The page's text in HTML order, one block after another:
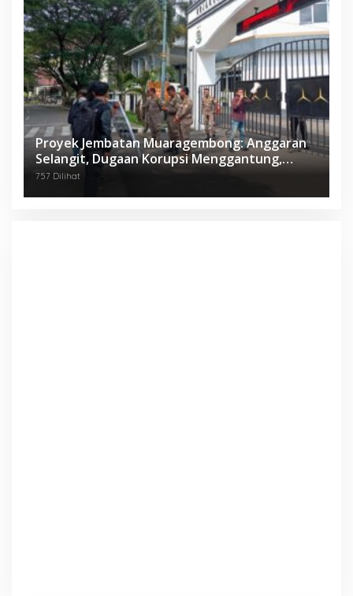
Proyek Jembatan Muaragembong: Anggaran
Selangit, Dugaan Korupsi Menggantung,
Mahasiswa Geruduk Kejari Bekasi!
757 Dilihat